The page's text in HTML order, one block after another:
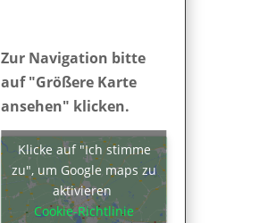
Zur Navigation bitte
auf "Größere Karte
ansehen" klicken.
Klicke auf "Ich stimme
zu", um Google maps zu
aktivieren
Cookie-Richtlinie